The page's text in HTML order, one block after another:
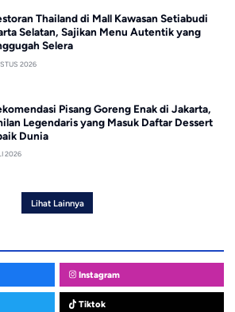
Thailand di Mall Kawasan Setiabudi
Selatan, Sajikan Menu Autentik yang
Selera
2026
Pisang Goreng Enak di Jakarta,
Legendaris yang Masuk Daftar Dessert
Dunia
2026
Lihat Lainnya
Instagram
Tiktok